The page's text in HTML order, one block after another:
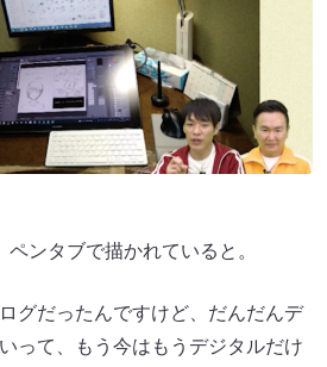
ンタブで描かれていると。
グだったんですけど、だんだんデ
って、もう今はもうデジタルだけ